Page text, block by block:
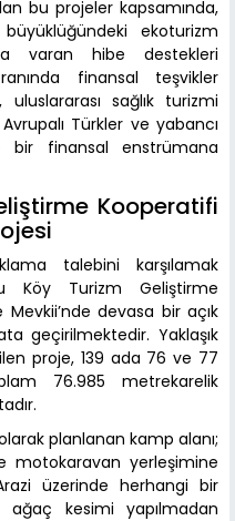
bu projeler kapsamında,
ekoturizm
varan hibe destekleri
finansal teşvikler
sağlık turizmi
Türkler ve yabancı
bir finansal enstrümana
Kooperatifi
talebini karşılamak
Köy Turizm Geliştirme
devasa bir açık
geçirilmektedir. Yaklaşık
proje, 139 ada 76 ve 77
76.985 metrekarelik
planlanan kamp alanı;
motokaravan yerleşimine
üzerinde herhangi bir
ağaç kesimi yapılmadan